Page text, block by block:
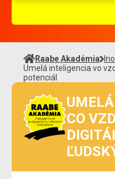
Raabe Akadémia
Umelá inteligencia vo
potenciál
CO